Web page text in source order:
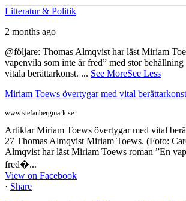
Litteratur & Politik
2 months ago
@följare: Thomas Almqvist har läst Miriam
vapenvila som inte är fred” med stor
vitala berättarkonst. ... See MoreSee Less
Miriam Toews övertygar med vital
www.stefanbergmark.se
Artiklar Miriam Toews övertygar med vital
27 Thomas Almqvist Miriam Toews. (Foto:
Almqvist har läst Miriam Toews roman ”En
fred�...
View on Facebook
· Share